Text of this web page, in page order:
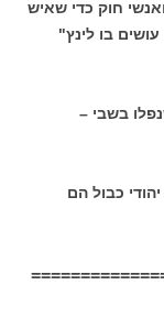
חוק כדי שאיש
בו לינץ"
בקו 300 לאחר שנפלו בשבי –
כבול הם